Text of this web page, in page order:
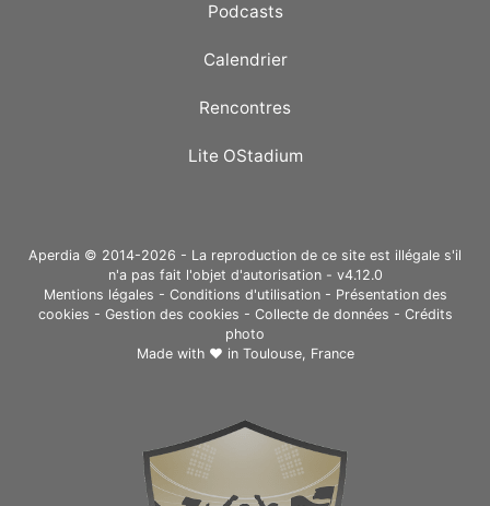
Podcasts
Calendrier
Rencontres
Lite OStadium
Aperdia © 2014-2026 - La reproduction de ce site est illégale s'il
n'a pas fait l'objet d'autorisation - v4.12.0
Mentions légales - Conditions d'utilisation- Présentation des
cookies - Gestion des cookies - Collecte de données - Crédits
photo
Made with ❤ in Toulouse, France